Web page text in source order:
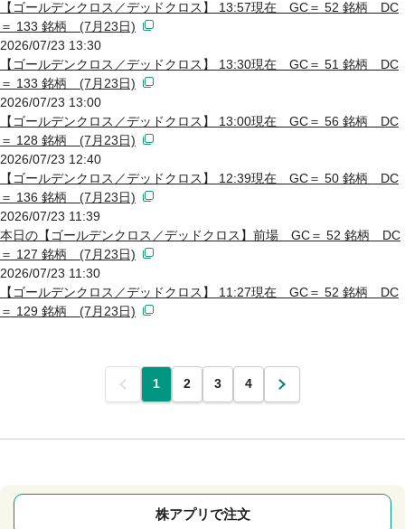
【ゴールデンクロス／デッドクロス】 13:57現在 GC＝ 52 銘柄 DC
＝ 133 銘柄 (7月23日)
2026/07/23 13:30
【ゴールデンクロス／デッドクロス】 13:30現在 GC＝ 51 銘柄 DC
＝ 133 銘柄 (7月23日)
2026/07/23 13:00
【ゴールデンクロス／デッドクロス】 13:00現在 GC＝ 56 銘柄 DC
＝ 128 銘柄 (7月23日)
2026/07/23 12:40
【ゴールデンクロス／デッドクロス】 12:39現在 GC＝ 50 銘柄 DC
＝ 136 銘柄 (7月23日)
2026/07/23 11:39
本日の【ゴールデンクロス／デッドクロス】前場 GC＝ 52 銘柄 DC
＝ 127 銘柄 (7月23日)
2026/07/23 11:30
【ゴールデンクロス／デッドクロス】 11:27現在 GC＝ 52 銘柄 DC
＝ 129 銘柄 (7月23日)
前 1 2 3 4 次
株アプリで注文